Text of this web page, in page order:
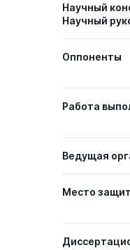
Научный
Научный
Оппоненты
Работа
Ведущая
Место